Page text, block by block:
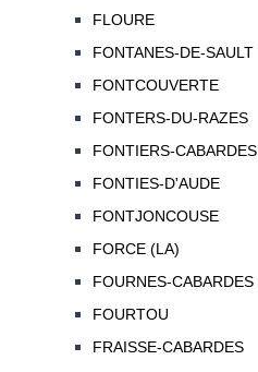
FLOURE
FONTANES-DE-SAULT
FONTCOUVERTE
FONTERS-DU-RAZES
FONTIERS-CABARDES
FONTIES-D'AUDE
FONTJONCOUSE
FORCE (LA)
FOURNES-CABARDES
FOURTOU
FRAISSE-CABARDES